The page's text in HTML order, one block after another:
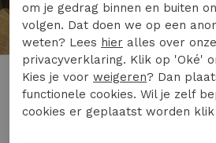
Rammani
Rammani jurk kort bloem 41900 Jurk brown
om je gedrag binnen en buiten
volgen. Dat doen we op een
weten? Lees hier alles over
privacyverklaring. Klik op 'Oké'
Kies je voor weigeren? Dan
functionele cookies. Wil je zelf
cookies er geplaatst worden klik